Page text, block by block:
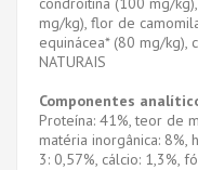
mg/kg), flor de
equinácea* (80 mg/kg),
NATURAIS
Componentes
Proteína: 41%, teor de
matéria inorgânica: 8%,
3: 0,57%, cálcio: 1,3%,